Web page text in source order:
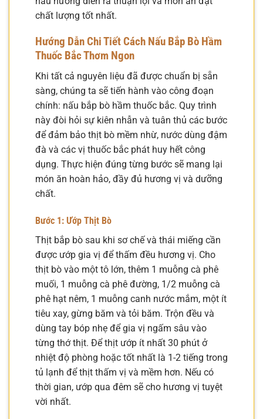
chất lượng tốt nhất.
Hướng Dẫn Chi Tiết Cách Nấu Bắp Bò Hầm
Thuốc Bắc Thơm Ngon
Khi tất cả nguyên liệu đã được chuẩn bị sẵn
sàng, chúng ta sẽ tiến hành vào công đoạn
chính: nấu bắp bò hầm thuốc bắc. Quy trình
này đòi hỏi sự kiên nhẫn và tuân thủ các bước
để đảm bảo thịt bò mềm nhừ, nước dùng đậm
đà và các vị thuốc bắc phát huy hết công
dụng. Thực hiện đúng từng bước sẽ mang lại
món ăn hoàn hảo, đầy đủ hương vị và dưỡng
chất.
Bước 1: Ướp Thịt Bò
Thịt bắp bò sau khi sơ chế và thái miếng cần
được ướp gia vị để thấm đều hương vị. Cho
thịt bò vào một tô lớn, thêm 1 muỗng cà phê
muối, 1 muỗng cà phê đường, 1/2 muỗng cà
phê hạt nêm, 1 muỗng canh nước mắm, một ít
tiêu xay, gừng băm và tỏi băm. Trộn đều và
dùng tay bóp nhẹ để gia vị ngấm sâu vào
từng thớ thịt. Để thịt ướp ít nhất 30 phút ở
nhiệt độ phòng hoặc tốt nhất là 1-2 tiếng trong
tủ lạnh để thịt thấm vị và mềm hơn. Nếu có
thời gian, ướp qua đêm sẽ cho hương vị tuyệt
vời nhất.